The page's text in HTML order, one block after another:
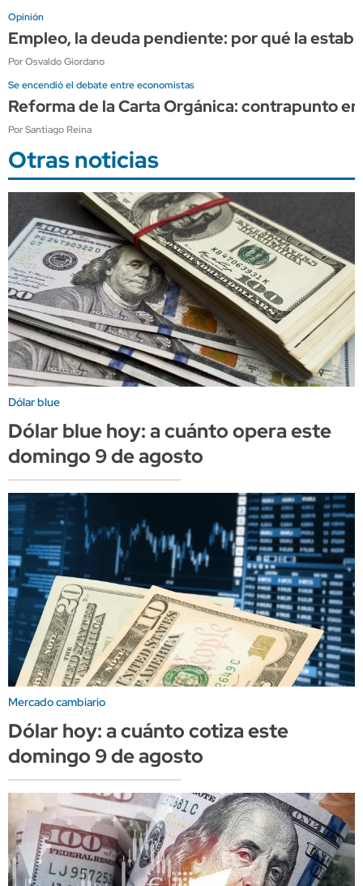
Opinión
Empleo, la deuda pendiente: por qué la
Por Osvaldo Giordano
Se encendió el debate entre economistas
Reforma de la Carta Orgánica: contrapunto
Por Santiago Reina
Otras noticias
Dólar blue
Dólar blue hoy: a cuánto opera este
domingo 9 de agosto
Mercado cambiario
Dólar hoy: a cuánto cotiza este
domingo 9 de agosto